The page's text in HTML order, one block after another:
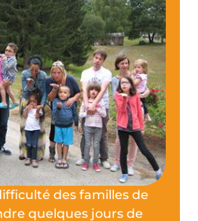
des familles de
quelques jours de